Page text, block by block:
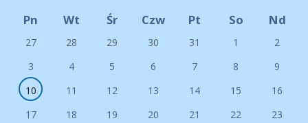
Pn Wt Śr Czw Pt So Nd
27 28 29 30 31 1
2
3
4 5 6 7 8
9
10
11 12 13 14 15
16
17
18 19 20 21 22
23